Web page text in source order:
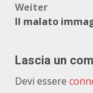
Weiter
Il malato
Lascia un
Devi essere